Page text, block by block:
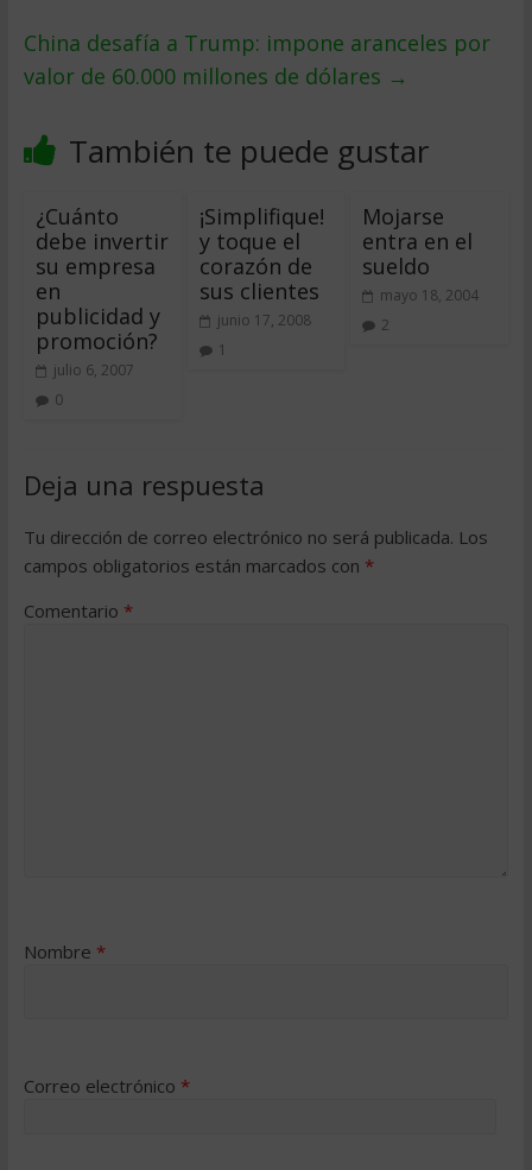
China desafía a Trump: impone aranceles por
valor de 60.000 millones de dólares →
También te puede gustar
¿Cuánto
debe invertir
su empresa
en
publicidad y
promoción?
julio 6, 2007
0
¡Simplifique!
y toque el
corazón de
sus clientes
junio 17, 2008
1
Mojarse
entra en el
sueldo
mayo 18, 2004
2
Deja una respuesta
Tu dirección de correo electrónico no será publicada. Los
campos obligatorios están marcados con *
Comentario *
Nombre *
Correo electrónico *